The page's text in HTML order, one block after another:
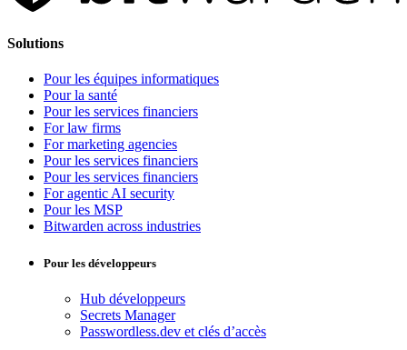
Solutions
Pour les équipes informatiques
Pour la santé
Pour les services financiers
For law firms
For marketing agencies
Pour les services financiers
Pour les services financiers
For agentic AI security
Pour les MSP
Bitwarden across industries
Pour les développeurs
Hub développeurs
Secrets Manager
Passwordless.dev et clés d’accès